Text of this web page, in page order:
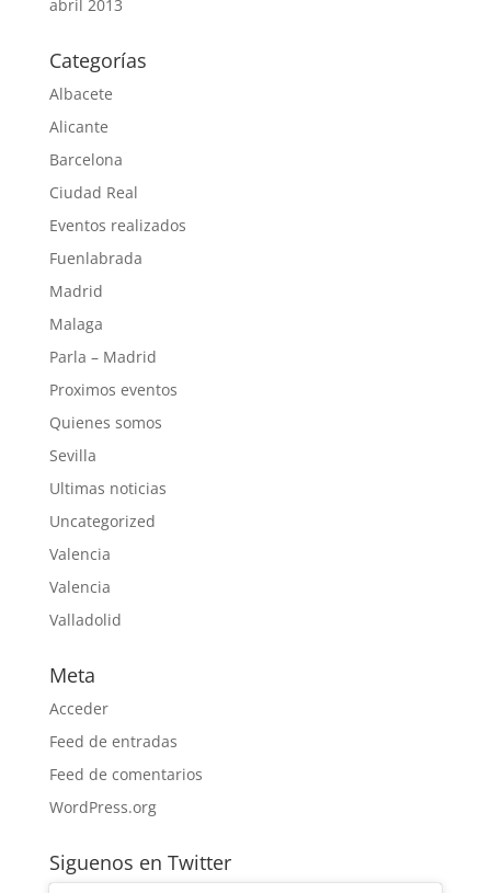
abril 2013
Categorías
Albacete
Alicante
Barcelona
Ciudad Real
Eventos realizados
Fuenlabrada
Madrid
Malaga
Parla – Madrid
Proximos eventos
Quienes somos
Sevilla
Ultimas noticias
Uncategorized
Valencia
Valencia
Valladolid
Meta
Acceder
Feed de entradas
Feed de comentarios
WordPress.org
Siguenos en Twitter